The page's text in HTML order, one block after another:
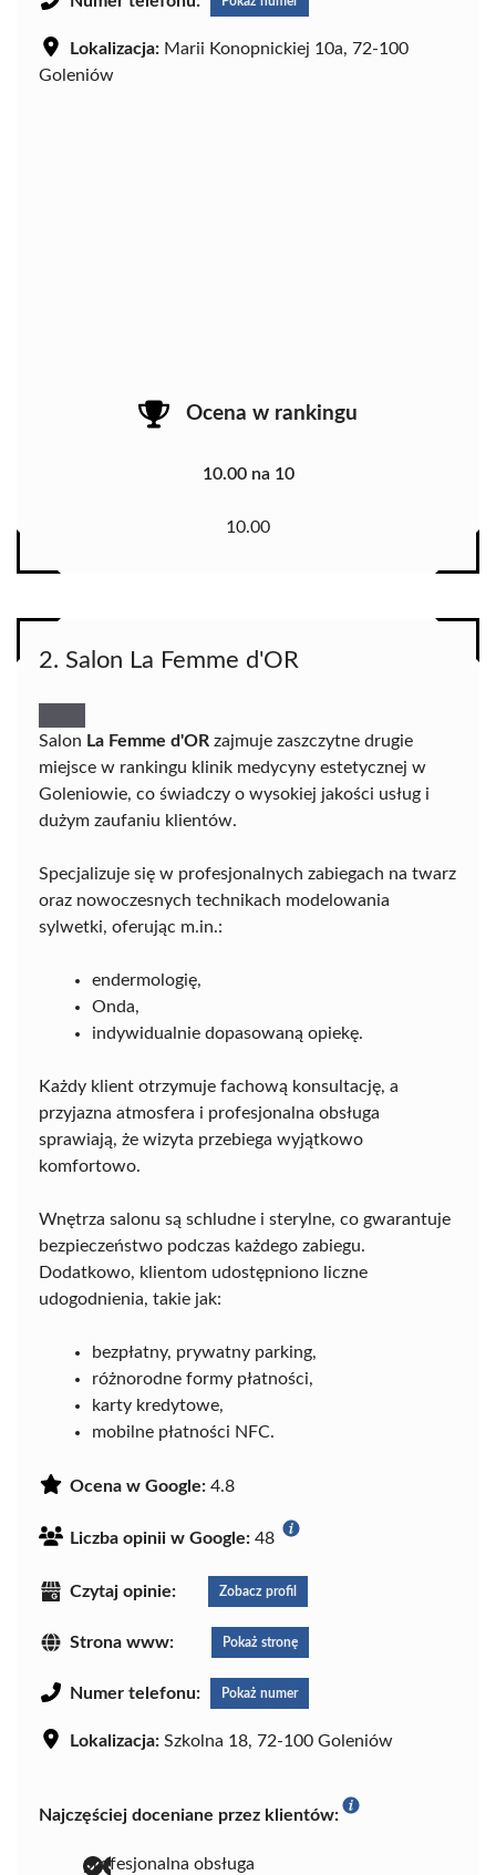
Lokalizacja: Marii Konopnickiej 10a, 72-100
Goleniów
Ocena w rankingu
10.00 na 10
10.00
2. Salon La Femme d'OR
Salon La Femme d'OR zajmuje zaszczytne drugie
miejsce w rankingu klinik medycyny estetycznej w
Goleniowie, co świadczy o wysokiej jakości usług i
dużym zaufaniu klientów.
Specjalizuje się w profesjonalnych zabiegach na twarz
oraz nowoczesnych technikach modelowania
sylwetki, oferując m.in.:
endermologię,
Onda,
indywidualnie dopasowaną opiekę.
Każdy klient otrzymuje fachową konsultację, a
przyjazna atmosfera i profesjonalna obsługa
sprawiają, że wizyta przebiega wyjątkowo
komfortowo.
Wnętrza salonu są schludne i sterylne, co gwarantuje
bezpieczeństwo podczas każdego zabiegu.
Dodatkowo, klientom udostępniono liczne
udogodnienia, takie jak:
bezpłatny, prywatny parking,
różnorodne formy płatności,
karty kredytowe,
mobilne płatności NFC.
Ocena w Google: 4.8
Liczba opinii w Google: 48
Czytaj opinie: Zobacz profil
Strona www: Pokaż stronę
Numer telefonu: Pokaż numer
Lokalizacja: Szkolna 18, 72-100 Goleniów
Najczęściej doceniane przez klientów:
profesjonalna obsługa